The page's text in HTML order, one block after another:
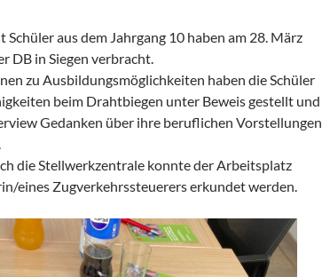
aus dem Jahrgang 10 haben am 28. März
DB in Siegen verbracht.
zu Ausbildungsmöglichkeiten haben die Schüler
beim Drahtbiegen unter Beweis gestellt und
Gedanken über ihre beruflichen Vorstellungen
die Stellwerkzentrale konnte der Arbeitsplatz
eines Zugverkehrssteuerers erkundet werden.